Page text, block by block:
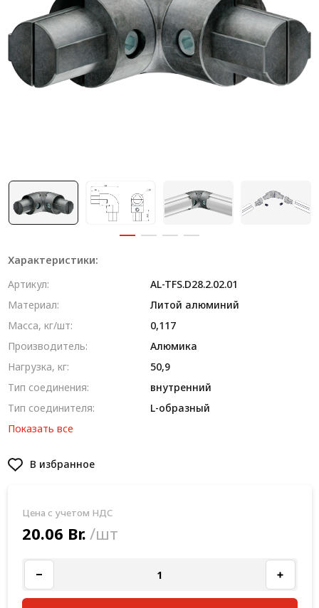
Система V-паза NEW!
Алюминиевые промышленные ограждения
Алюминиевая промышленная мебель
Лист алюминиевый
Метрический крепеж
Конструкции из профиля
Услуги дополнительной обработки профиля
Характеристики:
Артикул:
AL-TFS.D28.2.02.01
Материал:
Литой алюминий
Масса, кг/шт:
0,117
Производитель:
Алюмика
Нагрузка, кг:
50,9
Тип соединения:
внутренний
Тип соединителя:
L-образный
Показать все
В избранное
Цена с учетом НДС
20.06 Br. /шт